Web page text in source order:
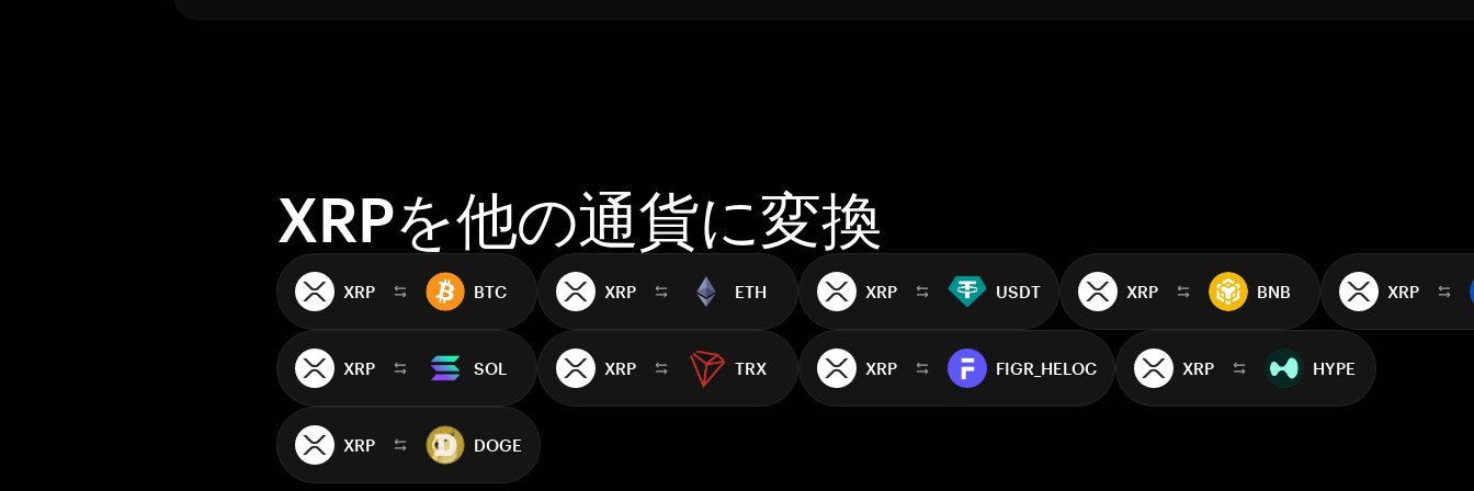
XRPを他の通貨に変換
XRP BTC XRP ETH XRP USDT XRP BNB XRP
XRP SOL XRP TRX XRP FIGR_HELOC XRP HYPE
XRP DOGE